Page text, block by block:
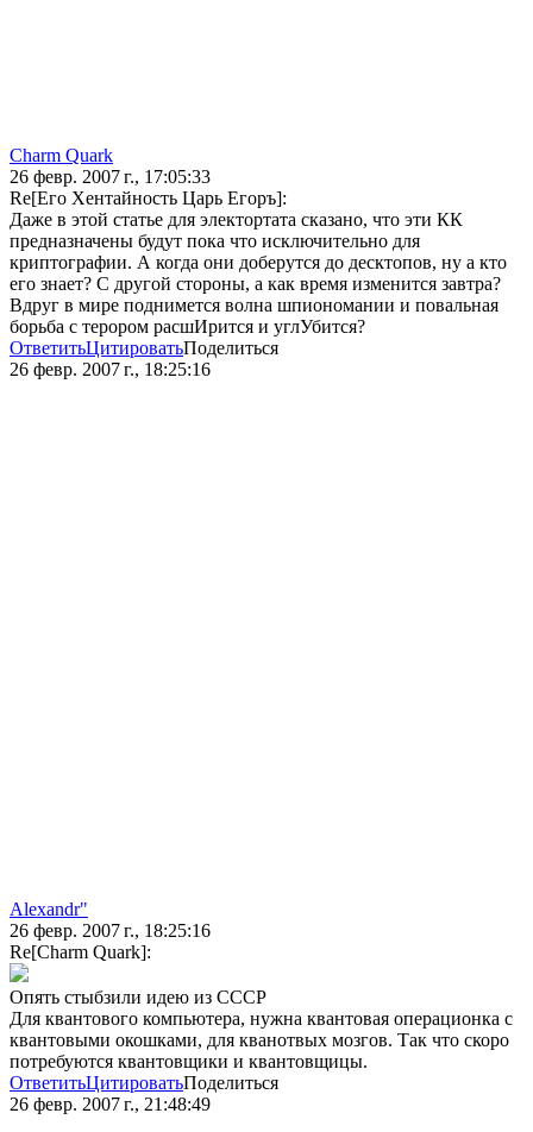
Charm Quark
26 февр. 2007 г., 17:05:33
Re[Его Хентайность Царь Егоръ]:
Даже в этой статье для электортата сказано, что эти КК
предназначены будут пока что исключительно для
криптографии. А когда они доберутся до десктопов, ну а кто
его знает? С другой стороны, а как время изменится завтра?
Вдруг в мире поднимется волна шпиономании и повальная
борьба с тepopом расшИрится и углУбится?
ОтветитьЦитироватьПоделиться
26 февр. 2007 г., 18:25:16
Alexandr"
26 февр. 2007 г., 18:25:16
Re[Charm Quark]:
Опять стыбзили идею из СССР
Для квантового компьютера, нужна квантовая операционка с
квантовыми окошками, для кванотвых мозгов. Так что скоро
потребуются квантовщики и квантовщицы.
ОтветитьЦитироватьПоделиться
26 февр. 2007 г., 21:48:49